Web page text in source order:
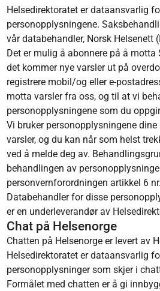
Helsedirektoratet er dataansvarlig
personopplysningene.
vår databehandler, Norsk Helsenett
Det er mulig å abonnere på å
det kommer nye varsler ut på
registrere mobil/og eller e-
motta varsler fra oss, og til at vi
personopplysningene som du
Vi bruker personopplysningene
varsler, og du kan når som helst
ved å melde deg av.
behandlingen av
personvernforordningen artikkel 6
Databehandler for disse
er en underleverandør av
Chat på Helsenorge
Chatten på Helsenorge er levert av
Helsedirektoratet er dataansvarlig
personopplysninger som skjer i
Formålet med chatten er å gi